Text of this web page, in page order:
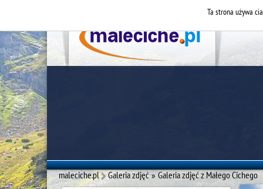
maleciche.pl Galeria zdjęć»Galeria zdjęć z Małego Cichego
Ta strona używa